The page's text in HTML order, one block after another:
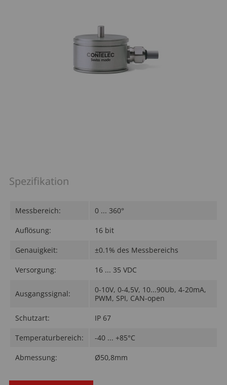
Spezifikation
Messbereich: 0 ... 360°
Auflösung: 16 bit
Genauigkeit: ±0.1% des Messbereichs
Versorgung: 16 ... 35 VDC
Ausgangssignal:
0-10V, 0-4,5V, 10...90Ub, 4-20mA,
PWM, SPI, CAN-open
Schutzart: IP 67
Temperaturbereich: -40 ... +85°C
Abmessung: Ø50,8mm
Funkfernbedienung